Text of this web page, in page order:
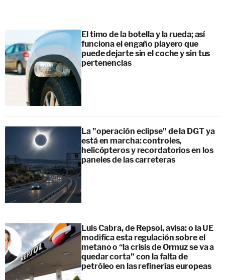
El timo de la botella y la rueda; así
funciona el engaño playero que
puede dejarte sin el coche y sin tus
pertenencias
La "operación eclipse" de la DGT ya
está en marcha: controles,
helicópteros y recordatorios en los
paneles de las carreteras
Luis Cabra, de Repsol, avisa: o la UE
modifica esta regulación sobre el
metano o “la crisis de Ormuz se va a
quedar corta” con la falta de
petróleo en las refinerías europeas